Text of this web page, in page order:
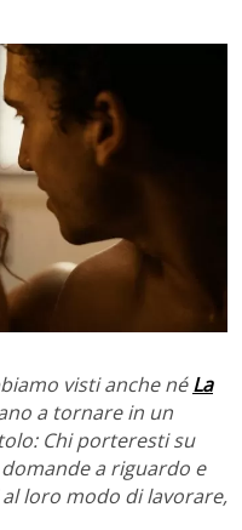
visti anche néLa
a tornare in un
Chi porteresti su
a riguardo e
loro modo di lavorare,